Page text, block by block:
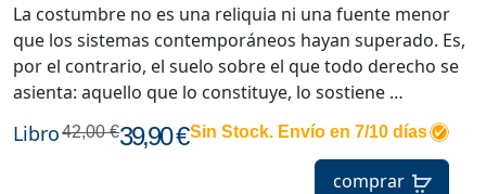
Libro42,00 €39,90 €Sin Stock. Envío en 7/10 días
comprar
La costumbre no es una reliquia ni una fuente menor
que los sistemas contemporáneos hayan superado. Es,
por el contrario, el suelo sobre el que todo derecho se
asienta: aquello que lo constituye, lo sostiene …